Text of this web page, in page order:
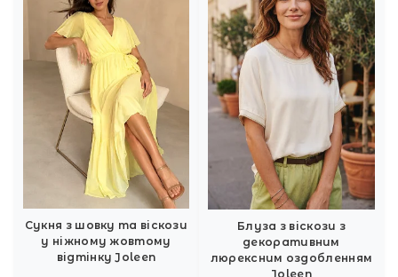
Сукня з шовку та віскози
у ніжному жовтому
відтінку Joleen
Блуза з віскози з
декоративним
люрексним оздобленням
Joleen